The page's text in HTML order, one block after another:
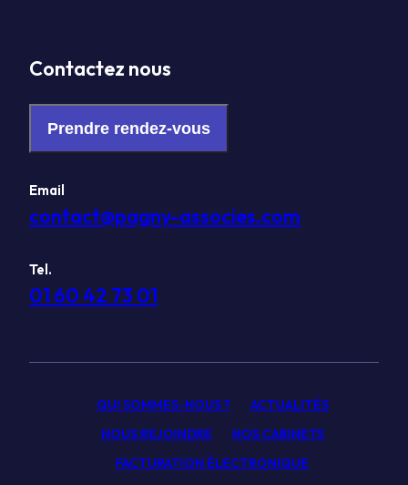
Contactez nous
Prendre rendez-vous
Email
contact@pagny-associes.com
Tel.
01 60 42 73 01
QUI SOMMES-NOUS ?
ACTUALITÉS
NOUS REJOINDRE
NOS CABINETS
FACTURATION ÉLECTRONIQUE